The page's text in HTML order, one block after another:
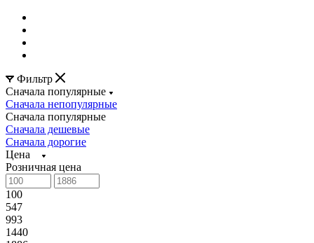
Фильтр
Сначала популярные
Сначала непопулярные
Сначала популярные
Сначала дешевые
Сначала дорогие
Цена
Розничная цена
100
547
993
1440